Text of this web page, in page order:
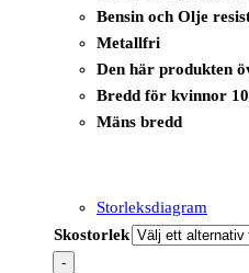
Bensin och Olje
Metallfri
Den här produkten
Bredd för kvinnor
Mäns bredd
Storleksdiagram
Skostorlek
-